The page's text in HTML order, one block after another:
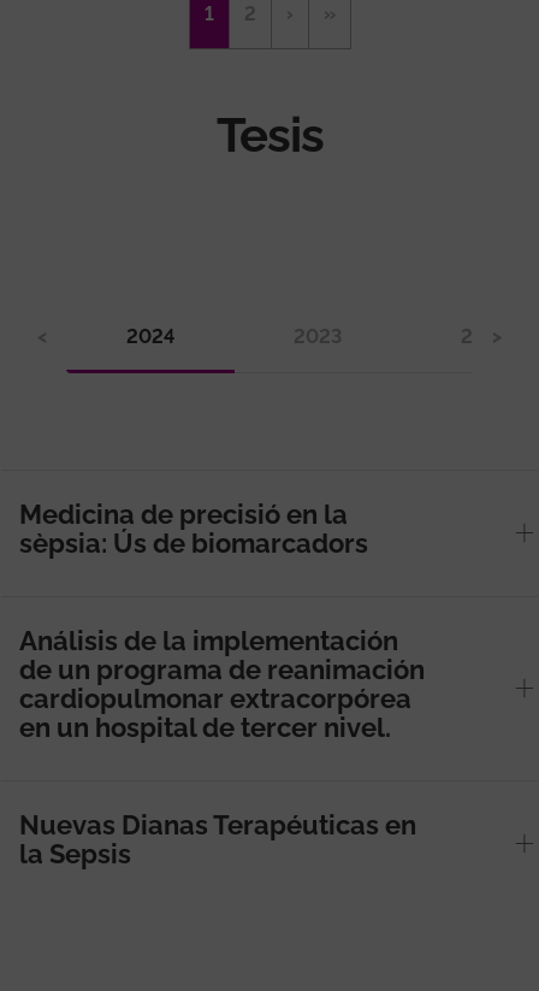
Pàgina
actual
1 Page
2
Pàgina
següent
›
Última
pàgina
»
Tesis
< 2024 2023 2022
>
Medicina de precisió en la
sèpsia: Ús de biomarcadors
Análisis de la implementación
de un programa de reanimación
cardiopulmonar extracorpórea
en un hospital de tercer nivel.
Nuevas Dianas Terapéuticas en
la Sepsis